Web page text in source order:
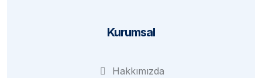
Kurumsal
Hakkımızda